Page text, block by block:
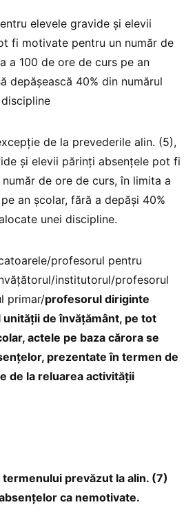
elevele gravide și elevii
fi motivate pentru un număr de
a 100 de ore de curs pe an
depășească 40% din numărul
de la prevederile alin. (5),
și elevii părinți absențele pot fi
de ore de curs, în limita a
an şcolar, fără a depăşi 40%
unei discipline.
profesorul pentru
institutorul/profesorul
primar/profesorul diriginte
unităţii de învăţământ, pe tot
actele pe baza cărora se
prezentate în termen de
de la reluarea activităţii
prevăzut la alin. (7)
ca nemotivate.